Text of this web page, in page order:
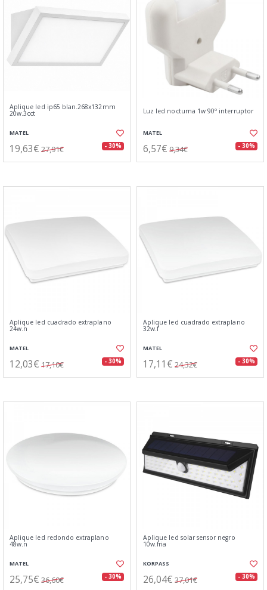
Aplique led ip65 blan.268x132mm
20w.3cct
MATEL
19,63€ 27,91€ - 30%
Luz led nocturna 1w 90º interruptor
MATEL
6,57€ 9,34€ - 30%
Aplique led cuadrado extraplano
24w.n
MATEL
12,03€ 17,10€ - 30%
Aplique led cuadrado extraplano
32w.f
MATEL
17,11€ 24,32€ - 30%
Aplique led redondo extraplano
48w.n
MATEL
25,75€ 36,60€ - 30%
Aplique led solar sensor negro
10w.fria
KORPASS
26,04€ 37,01€ - 30%